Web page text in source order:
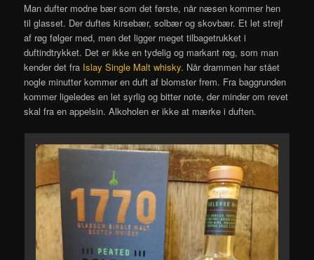
Man dufter modne bær som det første, når næsen kommer hen
til glasset. Der duftes kirsebær, solbær og skovbær. Et let strejf
af røg følger med, men det ligger meget tilbagetrukket i
duftindtrykket. Det er ikke en tydelig og markant røg, som man
kender det fra Islay Single Malt whisky. Når drammen har stået
nogle minutter kommer en duft af blomster frem. Fra baggrunden
kommer ligeledes en let syrlig og bitter note, der minder om revet
skal fra en appelsin. Alkoholen er ikke at mærke i duften.